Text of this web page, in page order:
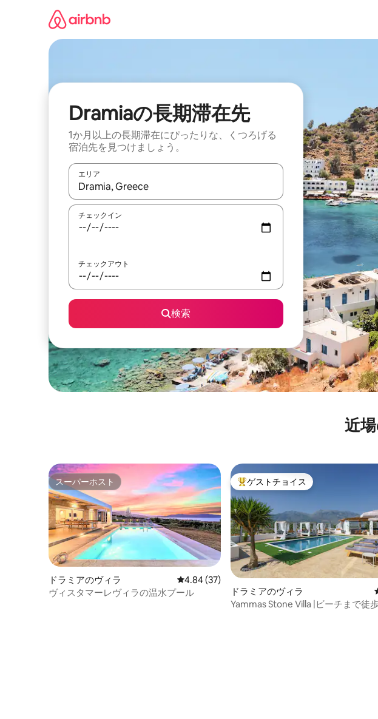
Dramiaの長期滞在先
1か月以上の長期滞在にぴったりな、くつろげる
宿泊先を見つけましょう。
エリア
検索結果が表示されたら、上下の矢印キーを使って移動するか、画面をタッ
チェックイン
チェックアウト
検索
近
スーパーホスト
スーパーホスト
ドラミアのヴィラ レビュー37件、5つ星中4.84つ星の平均評価
4.84 (37)
ヴィスタマーレヴィラの温水プール
大好評のゲストチョイスです。
ゲストチョイス
ドラミアのヴィラ
Yammas Stone Villa |ビーチまで徒